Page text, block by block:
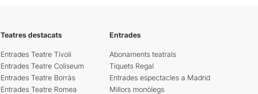
Teatres destacats
Entrades Teatre Tívoli
Entrades Teatre Coliseum
Entrades Teatre Borràs
Entrades Teatre Romea
Entrades
Abonaments teatrals
Tiquets Regal
Entrades espectacles a Madrid
Millors monòlegs